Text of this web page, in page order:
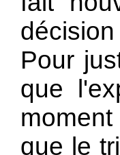
Pour
que
que le